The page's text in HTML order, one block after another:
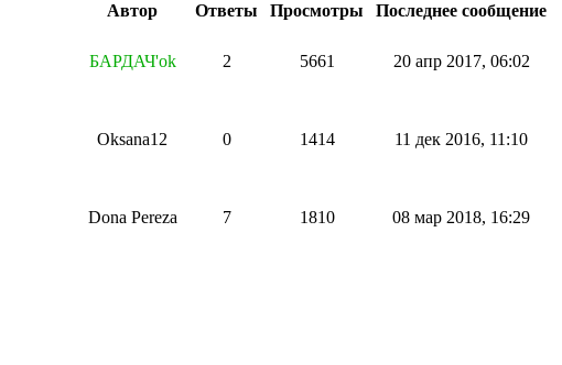
Автор Ответы Просмотры
Последнее сообщение
БАРДАЧ'ok 2 5661 20 апр 2017, 06:02
Oksana12 0 1414 11 дек 2016, 11:10
Dona Pereza 7 1810 08 мар 2018, 16:29